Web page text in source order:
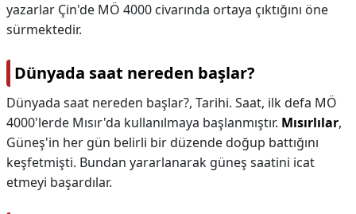
yazarlar Çin'de MÖ 4000 civarında ortaya çıktığını öne
sürmektedir.
Dünyada saat nereden başlar?
Dünyada saat nereden başlar?, Tarihi. Saat, ilk defa MÖ
4000'lerde Mısır'da kullanılmaya başlanmıştır. Mısırlılar,
Güneş'in her gün belirli bir düzende doğup battığını
keşfetmişti. Bundan yararlanarak güneş saatini icat
etmeyi başardılar.